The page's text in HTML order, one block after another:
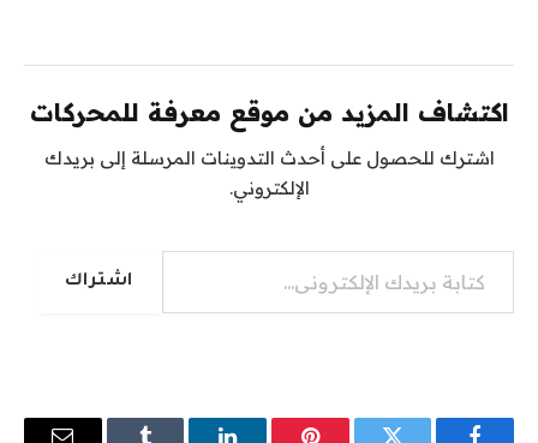
اكتشاف المزيد من موقع معرفة للمحركات
اشترك للحصول على أحدث التدوينات المرسلة إلى بريدك
الإلكتروني.
كتابة بريدك الإلكتروني...
اشتراك